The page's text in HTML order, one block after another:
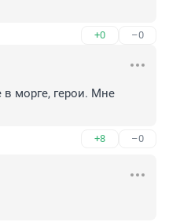
+0 –0
морге, герои. Мне
+8 –0